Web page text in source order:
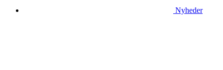
Nyheder